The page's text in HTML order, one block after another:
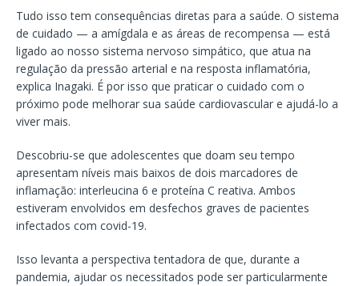
Tudo isso tem consequências diretas para a saúde. O sistema
de cuidado — a amígdala e as áreas de recompensa — está
ligado ao nosso sistema nervoso simpático, que atua na
regulação da pressão arterial e na resposta inflamatória,
explica Inagaki. É por isso que praticar o cuidado com o
próximo pode melhorar sua saúde cardiovascular e ajudá-lo a
viver mais.
Descobriu-se que adolescentes que doam seu tempo
apresentam níveis mais baixos de dois marcadores de
inflamação: interleucina 6 e proteína C reativa. Ambos
estiveram envolvidos em desfechos graves de pacientes
infectados com covid-19.
Isso levanta a perspectiva tentadora de que, durante a
pandemia, ajudar os necessitados pode ser particularmente